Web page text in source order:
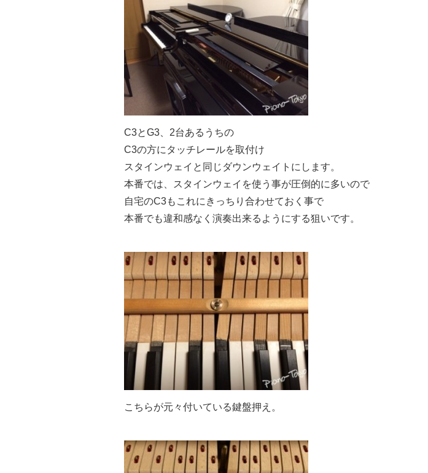
C3とG3、2台あるうちの
C3の方にタッチレールを取付け
スタインウェイと同じダウンウェイトにします。
本番では、スタインウェイを使う事が圧倒的に多いので
自宅のC3もこれにきっちり合わせておく事で
本番でも違和感なく演奏出来るようにする狙いです。
こちらが元々付いている鍵盤押え。